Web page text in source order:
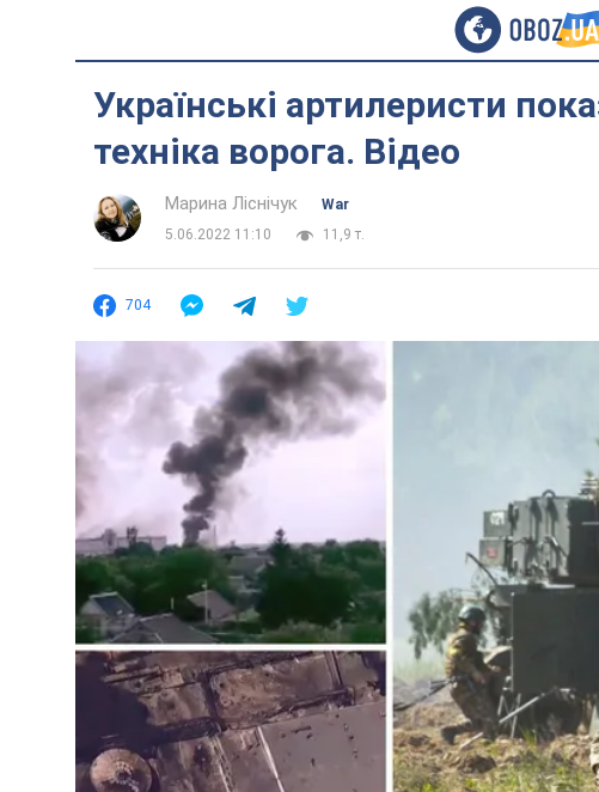
Українські артилеристи
техніка ворога. Відео
Марина Ліснічук
War
5.06.2022 11:10
11,9 т.
704